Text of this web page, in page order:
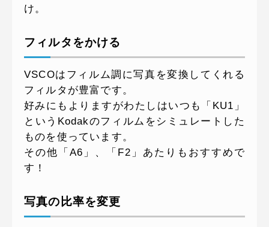
け。
フィルタをかける
VSCOはフィルム調に写真を変換してくれる
フィルタが豊富です。
好みにもよりますがわたしはいつも「KU1」
というKodakのフィルムをシミュレートした
ものを使っています。
その他「A6」、「F2」あたりもおすすめで
す！
写真の比率を変更